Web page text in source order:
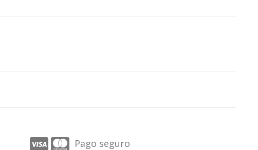
Pago seguro